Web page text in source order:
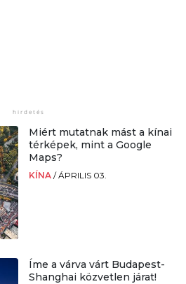
Miért mutatnak mást a kínai
térképek, mint a Google
Maps?
KÍNA /ÁPRILIS 03.
Íme a várva várt Budapest-
Shanghai közvetlen járat!